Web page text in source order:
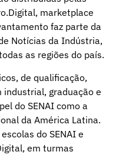
marketplace
faz parte da
Notícias da Indústria,
as regiões do país.
de qualificação,
graduação e
do SENAI como a
da América Latina.
do SENAI e
em turmas